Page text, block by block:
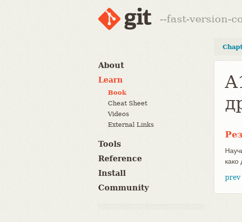
--fast-version-
About
Learn
Book
Cheat Sheet
Videos
External Links
Tools
Reference
Install
Community
како
prev